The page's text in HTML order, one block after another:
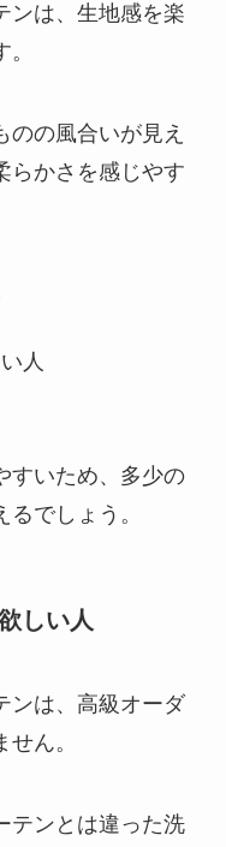
ンは、生地感を楽
のの風合いが見え
らかさを感じやす
人
すいため、多少の
でしょう。
しい人
ンは、高級オーダ
ん。
テンとは違った洗